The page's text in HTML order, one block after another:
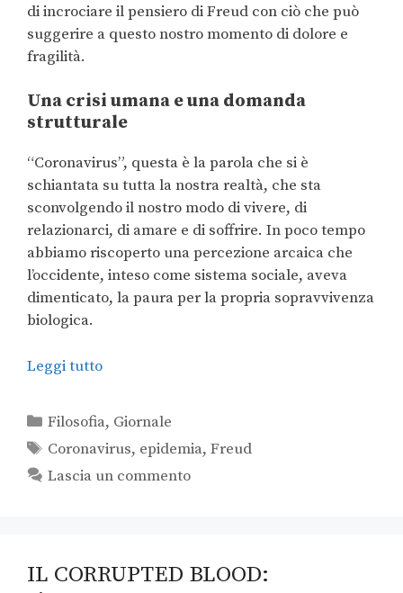
di incrociare il pensiero di Freud con ciò che può
suggerire a questo nostro momento di dolore e
fragilità.
Una crisi umana e una domanda
strutturale
“Coronavirus”, questa è la parola che si è
schiantata su tutta la nostra realtà, che sta
sconvolgendo il nostro modo di vivere, di
relazionarci, di amare e di soffrire. In poco tempo
abbiamo riscoperto una percezione arcaica che
l’occidente, inteso come sistema sociale, aveva
dimenticato, la paura per la propria sopravvivenza
biologica.
Leggi tutto
Filosofia, Giornale
Coronavirus, epidemia,Freud
Lascia un commento
IL CORRUPTED BLOOD: